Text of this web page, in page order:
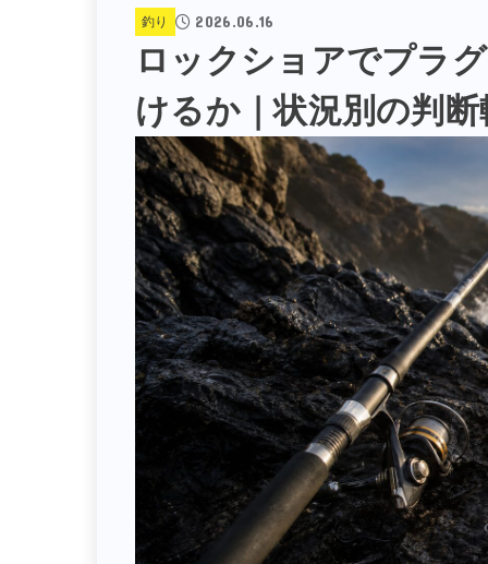
釣り 2026.06.16
ロックショアでプラ
けるか｜状況別の判断